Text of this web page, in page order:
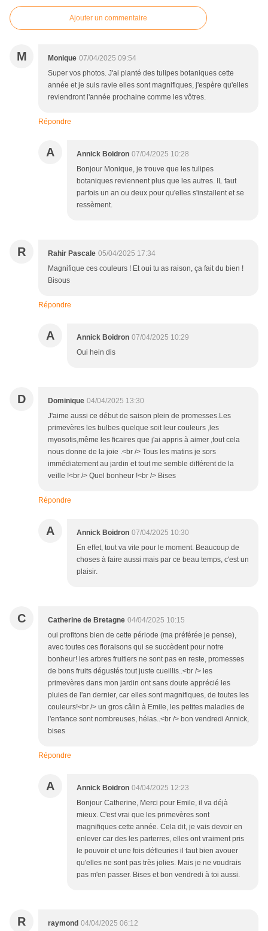
Ajouter un commentaire
M Monique 07/04/2025 09:54
Super vos photos. J'ai planté des tulipes botaniques cette
année et je suis ravie elles sont magnifiques, j'espère qu'elles
reviendront l'année prochaine comme les vôtres.
Répondre
A Annick Boidron 07/04/2025 10:28
Bonjour Monique, je trouve que les tulipes
botaniques reviennent plus que les autres. IL faut
parfois un an ou deux pour qu'elles s'installent et se
ressèment.
R Rahir Pascale 05/04/2025 17:34
Magnifique ces couleurs ! Et oui tu as raison, ça fait du bien !
Bisous
Répondre
A Annick Boidron 07/04/2025 10:29
Oui hein dis
D Dominique 04/04/2025 13:30
J'aime aussi ce début de saison plein de promesses.Les
primevères les bulbes quelque soit leur couleurs ,les
myosotis,même les ficaires que j'ai appris à aimer ,tout cela
nous donne de la joie .<br /> Tous les matins je sors
immédiatement au jardin et tout me semble différent de la
veille !<br /> Quel bonheur !<br /> Bises
Répondre
A Annick Boidron 07/04/2025 10:30
En effet, tout va vite pour le moment. Beaucoup de
choses à faire aussi mais par ce beau temps, c'est un
plaisir.
C Catherine de Bretagne 04/04/2025 10:15
oui profitons bien de cette période (ma préférée je pense),
avec toutes ces floraisons qui se succèdent pour notre
bonheur! les arbres fruitiers ne sont pas en reste, promesses
de bons fruits dégustés tout juste cueillis..<br /> les
primevères dans mon jardin ont sans doute apprécié les
pluies de l'an dernier, car elles sont magnifiques, de toutes les
couleurs!<br /> un gros câlin à Emile, les petites maladies de
l'enfance sont nombreuses, hélas..<br /> bon vendredi Annick,
bises
Répondre
A Annick Boidron 04/04/2025 12:23
Bonjour Catherine, Merci pour Emile, il va déjà
mieux. C'est vrai que les primevères sont
magnifiques cette année. Cela dit, je vais devoir en
enlever car des les parterres, elles ont vraiment pris
le pouvoir et une fois défleuries il faut bien avouer
qu'elles ne sont pas très jolies. Mais je ne voudrais
pas m'en passer. Bises et bon vendredi à toi aussi.
R raymond 04/04/2025 06:12